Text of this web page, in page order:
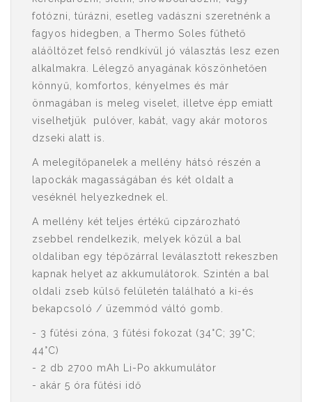
fotózni, túrázni, esetleg vadászni szeretnénk a
fagyos hidegben, a Thermo Soles fűthető
aláöltözet felső rendkívül jó választás lesz ezen
alkalmakra. Lélegző anyagának köszönhetően
könnyű, komfortos, kényelmes és már
önmagában is meleg viselet, illetve épp emiatt
viselhetjük pulóver, kabát, vagy akár motoros
dzseki alatt is.
A melegítőpanelek a mellény hátsó részén a
lapockák magasságában és két oldalt a
veséknél helyezkednek el.
A mellény két teljes értékű cipzározható
zsebbel rendelkezik, melyek közül a bal
oldaliban egy tépőzárral leválasztott rekeszben
kapnak helyet az akkumulátorok. Szintén a bal
oldali zseb külső felületén található a ki-és
bekapcsoló / üzemmód váltó gomb.
- 3 fűtési zóna, 3 fűtési fokozat (34°C; 39°C;
44°C)
- 2 db 2700 mAh Li-Po akkumulátor
- akár 5 óra fűtési idő